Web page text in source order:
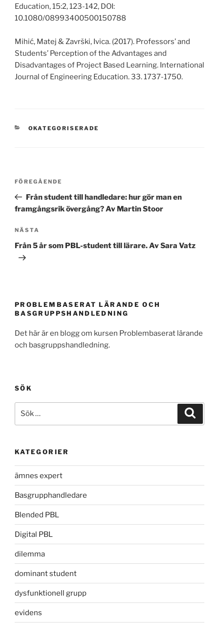
Education, 15:2, 123-142, DOI:
10.1080/08993400500150788
Mihić, Matej & Završki, Ivica. (2017). Professors’ and
Students’ Perception of the Advantages and
Disadvantages of Project Based Learning. International
Journal of Engineering Education. 33. 1737-1750.
KATEGORIER
OKATEGORISERADE
Inläggsnavigering
Föregående
inlägg
FÖREGÅENDE
Från student till handledare: hur gör man en
framgångsrik övergång? Av Martin Stoor
Nästa
inlägg
NÄSTA
Från 5 år som PBL-student till lärare. Av Sara Vatz
PROBLEMBASERAT LÄRANDE OCH
BASGRUPPSHANDLEDNING
Det här är en blogg om kursen Problembaserat lärande
och basgruppshandledning.
SÖK
efter:
KATEGORIER
ämnes expert
Basgrupphandledare
Blended PBL
Digital PBL
dilemma
dominant student
dysfunktionell grupp
evidens